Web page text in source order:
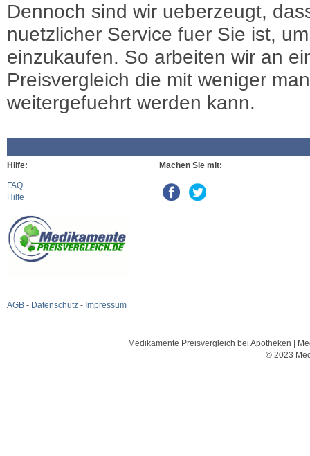
Dennoch sind wir ueberzeugt,
nuetzlicher Service fuer Sie ist,
einzukaufen. So arbeiten wir an
Preisvergleich die mit weniger
weitergefuehrt werden kann.
Hilfe:
FAQ
Hilfe
AGB - Datenschutz - Impressum
Machen Sie mit:
Medikamente Preisvergleich bei Apotheken |
© 2023